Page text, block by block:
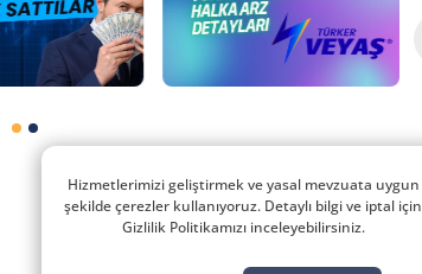
Hizmetlerimizi geliştirmek ve yasal mevzuata uygun
şekilde çerezler kullanıyoruz. Detaylı bilgi ve iptal için
Gizlilik Politikamızı inceleyebilirsiniz.